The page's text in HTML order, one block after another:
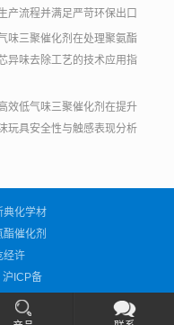
产流程并满足严苛环保出口
味三聚催化剂在处理聚氨酯
异味去除工艺的技术应用指
效低气味三聚催化剂在提升
玩具安全性与触感表现分析
化学材
催化剂
经许
沪ICP备